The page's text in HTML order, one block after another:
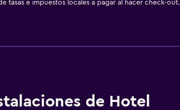
tasas e impuestos locales a pagar al hacer check-out.
de Hotel